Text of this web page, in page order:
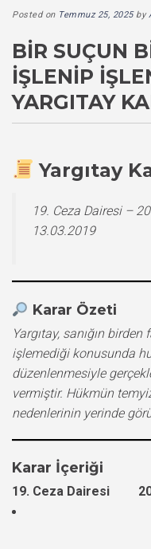
Posted on Temmuz 25, 2025by
BIR SUÇUN
İŞLENIP
YARGITAY
Yargıtay
19. Ceza Dairesi –
13.03.2019
Karar Özeti
Yargıtay, sanığın
işlemediği konusunda
düzenlenmesiyle
vermiştir. Hükmün
nedenlerinin yerinde
Karar İçeriği
19. Ceza Dairesi